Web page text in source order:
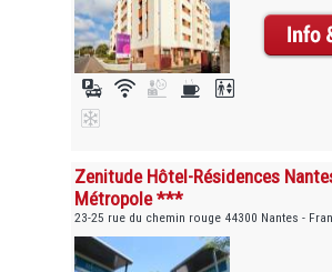
Zenitude Hôtel-Résidences
Métropole ***
23-25 rue du chemin rouge 44300 Nantes -